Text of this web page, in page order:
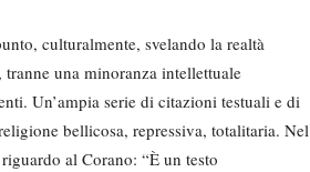
culturalmente, svelando la realtà
una minoranza intellettuale
Un’ampia serie di citazioni testuali e di
bellicosa, repressiva, totalitaria. Nel
al Corano: “È un testo